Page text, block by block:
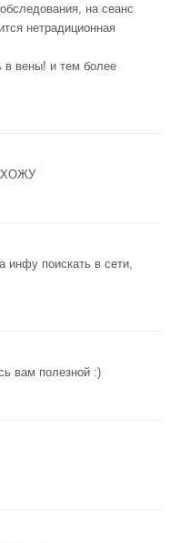
на сеанс
нетрадиционная
в вены! и тем более
инфу поискать в сети,
вам полезной :)